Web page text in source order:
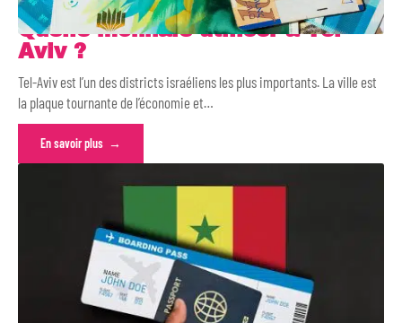
Quelle monnaie utiliser à Tel-
Aviv ?
Tel-Aviv est l’un des districts israéliens les plus importants. La ville est
la plaque tournante de l’économie et…
En savoir plus